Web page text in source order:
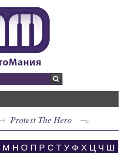
Protest The Hero
М Н О П Р С Т У Ф Х Ц Ч Ш